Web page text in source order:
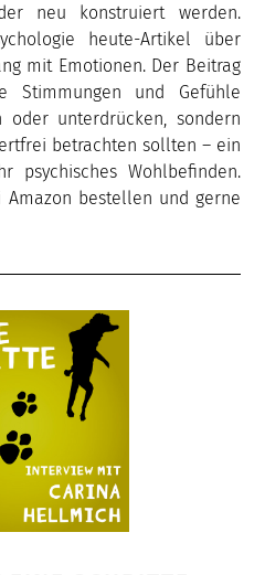
neu konstruiert werden.
heute-Artikel über
mit Emotionen. Der Beitrag
Stimmungen und Gefühle
unterdrücken, sondern
betrachten sollten – ein
psychisches Wohlbefinden.
Amazon bestellen und gerne